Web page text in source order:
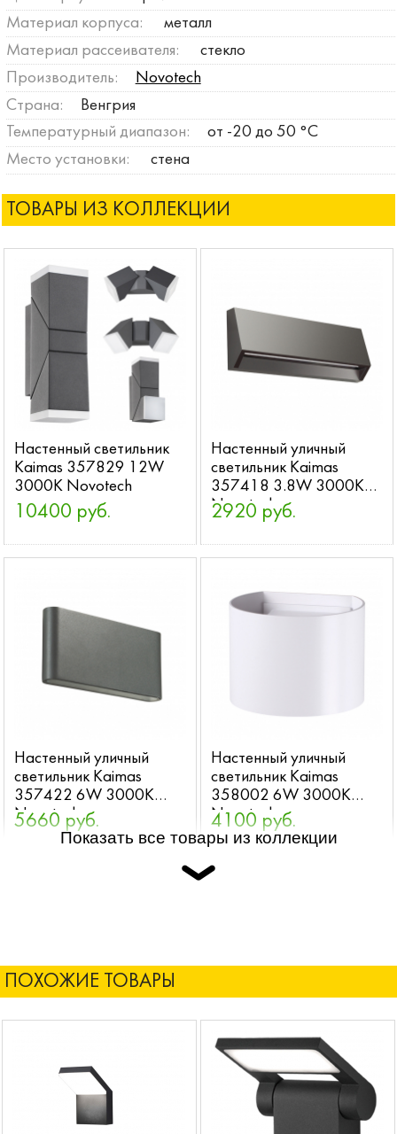
Материал корпуса:
металл
Материал рассеивателя:
стекло
Производитель:
Novotech
Страна:
Венгрия
Температурный диапазон:
от -20 до 50 °C
Место установки:
стена
ТОВАРЫ ИЗ КОЛЛЕКЦИИ
Настенный светильник
Kaimas 357829 12W
3000K Novotech
10400 руб.
Настенный уличный
светильник Kaimas
357418 3.8W 3000K
Novotech
2920 руб.
Настенный уличный
светильник Kaimas
357422 6W 3000K
Novotech
5660 руб.
Настенный уличный
светильник Kaimas
358002 6W 3000K
Novotech
4100 руб.
Показать все товары из коллекции
ПОХОЖИЕ ТОВАРЫ